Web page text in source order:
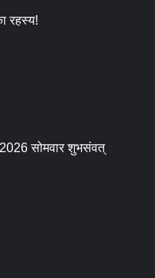
रहस्य!
सोमवार शुभसंवत्